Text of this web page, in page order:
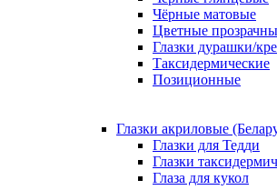
Чёрные матовые
Цветные
Глазки дурашки/
Таксидермические
Позиционные
Глазки акриловые
Глазки для Тедди
Глазки
Глаза для кукол